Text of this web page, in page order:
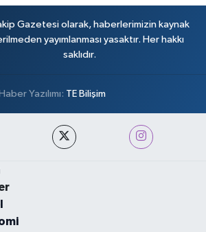
Gazetesi olarak, haberlerimizin kaynak
yayımlanması yasaktır. Her hakkı
saklıdır.
Haber Yazılımı: TE Bilişim